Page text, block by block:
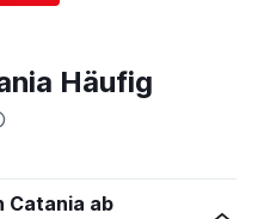
Häufig
Catania ab